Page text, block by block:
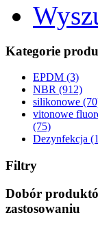
Kategorie
EPDM (3)
NBR (912)
silikonowe
vitonowe
(75)
Dezynfekcja
Filtry
Dobór
zastosowaniu